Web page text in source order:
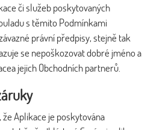
či služeb poskytovaných
s těmito Podmínkami
právní předpisy, stejně tak
se nepoškozovat dobré jméno a
jejich Obchodních partnerů.
Aplikace je poskytována